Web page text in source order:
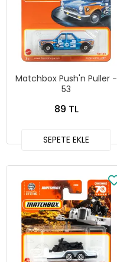
Matchbox Push'n Puller -
53
89 TL
SEPETE EKLE